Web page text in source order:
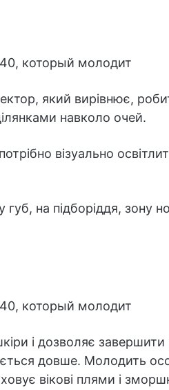
який вирівнює,
навколо очей.
візуально
на підборіддя, зону
і дозволяє завершити
довше. Молодить
вікові плями і